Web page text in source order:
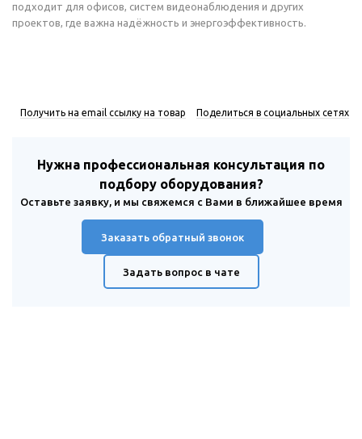
подходит для офисов, систем видеонаблюдения и других
проектов, где важна надёжность и энергоэффективность.
Получить на email ссылку на товар Поделиться в социальных сетях
Нужна профессиональная консультация по
подбору оборудования?
Оставьте заявку, и мы свяжемся с Вами в ближайшее время
Заказать обратный звонок
Задать вопрос в чате